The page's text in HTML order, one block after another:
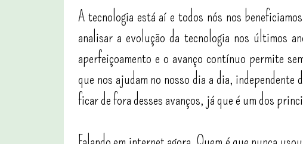
A tecnologia está aí e todos nós nos
analisar a evolução da tecnologia nos últimos
aperfeiçoamento e o avanço contínuo permite
que nos ajudam no nosso dia a dia, independente
ficar de fora desses avanços, já que é um dos